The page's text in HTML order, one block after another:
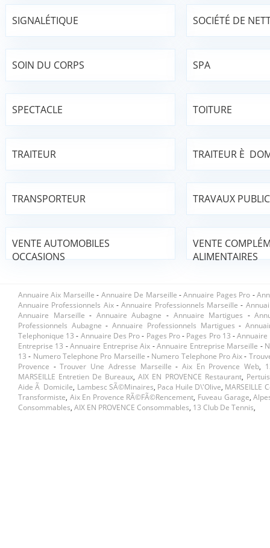
SIGNALÉTIQUE SOCIÉTÉ DE
SOIN DU CORPS SPA
SPECTACLE TOITURE
TRAITEUR TRAITEUR È
TRANSPORTEUR TRAVAUX
VENTE AUTOMOBILES
OCCASIONS
VENTE
ALIMENTAIRES
Annuaire Aix Marseille - Annuaire De Marseille -Annuaire Pages Pro -
Annuaire Professionnels Aix -Annuaire Professionnels Marseille -
Annuaire Marseille - Annuaire Aubagne - Annuaire Martigues -
Professionnels Aubagne -Annuaire Professionnels Martigues -
Telephonique 13 - Annuaire Des Pro- Pages Pro- Pages Pro 13 -Annuaire
Entreprise 13 -Annuaire Entreprise Aix -Annuaire Entreprise Marseille -
13 - Numero Telephone Pro Marseille - Numero Telephone Pro Aix-
Provence -Trouver Une Adresse Marseille -Aix En Provence Web,
MARSEILLE Entretien De Bureaux,AIX EN PROVENCE Restaurant,
Aide Ã Domicile, Lambesc SÃ©minaires, Paca Huile D\'olive, MARSEILLE
Transformiste, Aix En Provence RÃ©fÃ©rencement, Fuveau Garage,
Consommables, AIX EN PROVENCE Consommables, 13 Club De Tennis,